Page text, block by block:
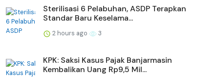
Sterilisasi 6 Pelabuhan, ASDP Terapkan
Standar Baru Keselama...
2 hours ago 3
KPK: Saksi Kasus Pajak Banjarmasin
Kembalikan Uang Rp9,5 Mil...